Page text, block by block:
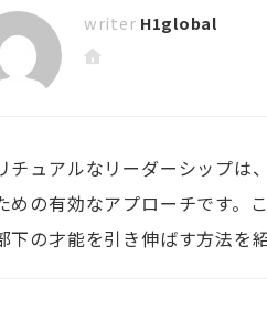
H1global
チュアルなリーダーシップは
めの有効なアプローチです。
下の才能を引き伸ばす方法を